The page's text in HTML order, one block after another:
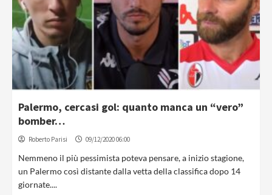
Palermo, cercasi gol: quanto manca un “vero”
bomber…
Roberto Parisi 09/12/2020 06:00
Nemmeno il più pessimista poteva pensare, a inizio stagione,
un Palermo così distante dalla vetta della classifica dopo 14
giornate....